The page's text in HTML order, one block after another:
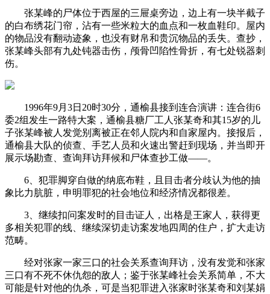
张某峰的尸体位于西屋的三屉桌旁边，边上有一块半截子
的白布绣花门帘，沾有一些米粒大的血点和一枚血鞋印。屋内
的物品没有翻动迹象，也没有财帛和贵沉物品的丢失。查抄，
张某峰头部有九处钝器击伤，颅骨凹陷性骨折，有七处锐器刺
伤。
1996年9月3日20时30分，通榆县接到连合演讲：连合街6
委2组发生一路特大案，通榆县糖厂工人张某奇和其15岁的儿
子张某峰被人发觉别离被正在邻人院内和自家屋内。接报后，
通榆县大队的侦查、手艺人员和火速出警赶到现场，并当即开
展示场勘查、查询拜访拜候和尸体查抄工做——。
6、犯罪脚穿自做的纳底布鞋，且目击者分歧认为他的抽
象比力肮脏，申明罪犯的社会地位和经济情况都很差。
3、继续扣问案发时的目击证人，出格是王家人，获得更
多相关犯罪的线、继续深切走访案发地四周的住户，扩大走访
范畴。
经对张家一家三口的社会关系查询拜访，没有发觉和张家
三口有不死不休仇怨的敌人；鉴于张某峰社会关系简单，不大
可能是针对他的仇杀，可是当犯罪进入张家时张某奇和刘某娟